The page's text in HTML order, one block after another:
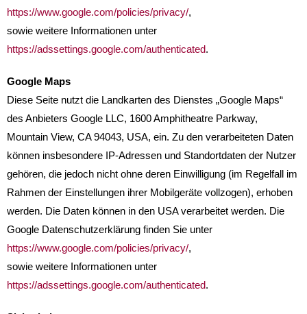
https://www.google.com/policies/privacy/,
sowie weitere Informationen unter
https://adssettings.google.com/authenticated.
Google Maps
Diese Seite nutzt die Landkarten des Dienstes „Google Maps“
des Anbieters Google LLC, 1600 Amphitheatre Parkway,
Mountain View, CA 94043, USA, ein. Zu den verarbeiteten Daten
können insbesondere IP-Adressen und Standortdaten der Nutzer
gehören, die jedoch nicht ohne deren Einwilligung (im Regelfall im
Rahmen der Einstellungen ihrer Mobilgeräte vollzogen), erhoben
werden. Die Daten können in den USA verarbeitet werden. Die
Google Datenschutzerklärung finden Sie unter
https://www.google.com/policies/privacy/,
sowie weitere Informationen unter
https://adssettings.google.com/authenticated.